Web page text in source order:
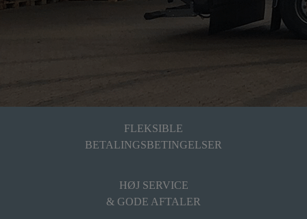
FLEKSIBLE
BETALINGSBETINGELSER
HØJ SERVICE
& GODE AFTALER